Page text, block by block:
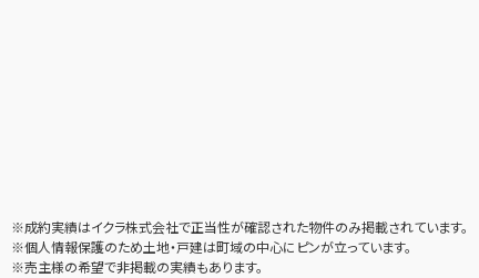
※成約実績はイクラ株式会社で正当性が確認された物件のみ掲載されています。
※個人情報保護のため土地・戸建は町域の中心にピンが立っています。
※売主様の希望で非掲載の実績もあります。